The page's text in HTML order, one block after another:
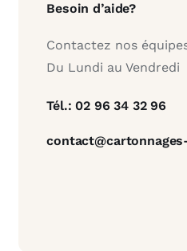
Besoin d’aide?
Contactez nos
Du Lundi au Vendredi
Tél.: 02 96 34 32 96